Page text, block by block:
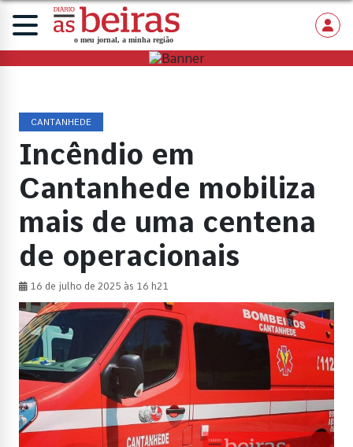
CANTANHEDE
Incêndio em
Cantanhede mobiliza
mais de uma centena
de operacionais
16 de julho de 2025 às 16 h21